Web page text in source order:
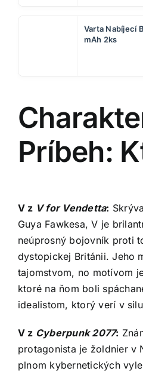
Varta Nabíjecí
mAh 2ks
Príbeh:
V z V for Vendetta:
Guya Fawkesa, V je
neúprosný bojovník proti
dystopickej Británii. Jeho
tajomstvom, no motívom
ktoré na ňom boli
idealistom, ktorý verí v
V z Cyberpunk 2077:
protagonista je žoldnier v
plnom kybernetických